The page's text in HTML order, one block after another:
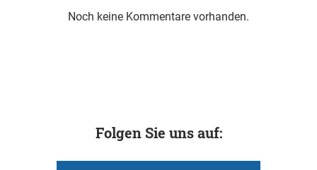
Noch keine Kommentare vorhanden.
Folgen Sie uns auf: